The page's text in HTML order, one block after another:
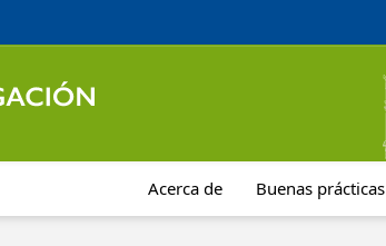
Acerca de Buenas prácticas